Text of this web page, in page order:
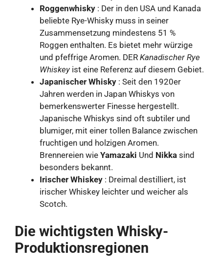
Roggenwhisky : Der in den USA und Kanada
beliebte Rye-Whisky muss in seiner
Zusammensetzung mindestens 51 %
Roggen enthalten. Es bietet mehr würzige
und pfeffrige Aromen. DER Kanadischer Rye
Whiskey ist eine Referenz auf diesem Gebiet.
Japanischer Whisky : Seit den 1920er
Jahren werden in Japan Whiskys von
bemerkenswerter Finesse hergestellt.
Japanische Whiskys sind oft subtiler und
blumiger, mit einer tollen Balance zwischen
fruchtigen und holzigen Aromen.
Brennereien wie Yamazaki Und Nikka sind
besonders bekannt.
Irischer Whiskey : Dreimal destilliert, ist
irischer Whiskey leichter und weicher als
Scotch.
Die wichtigsten Whisky-
Produktionsregionen